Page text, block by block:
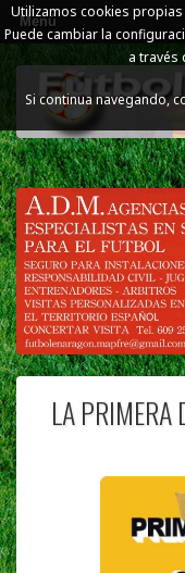
Utilizamos cookies
Puede cambiar la
a través
Si continua navegando,
Menú
LA PRIMERA